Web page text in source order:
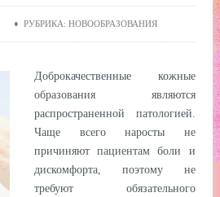
♦ РУБРИКА: НОВООБРАЗОВАНИЯ
Доброкачественные кожные
образования являются
распространенной патологией.
Чаще всего наросты не
причиняют пациентам боли и
дискомфорта, поэтому не
требуют обязательного